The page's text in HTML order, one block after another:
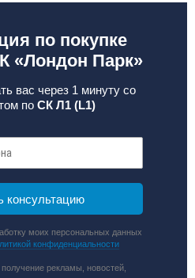
по покупке
«Лондон Парк»
вас через 1 минуту со
поСК Л1 (L1)
моих персональных данных
конфиденциальности
рекламы, новостей,